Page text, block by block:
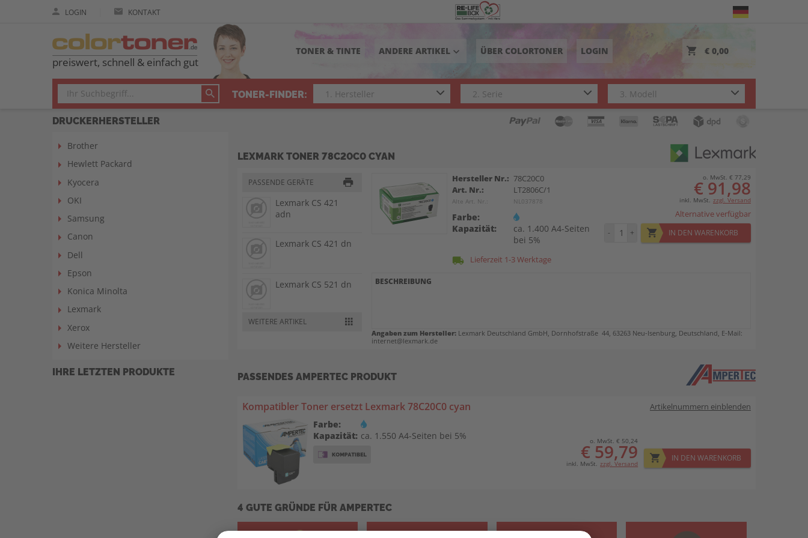
LOGIN KONTAKT
preiswert, schnell & einfach gut
TONER & TINTE ANDERE ARTIKEL keyboard_arrow_down ÜBER COLORTONER LOGIN € 0,00
TONER-FINDER:
DRUCKERHERSTELLER
Brother
Hewlett Packard
Kyocera
OKI
Samsung
Canon
Dell
Epson
Konica Minolta
Lexmark
Xerox
Weitere Hersteller
IHRE LETZTEN PRODUKTE
LEXMARK TONER 78C20C0 CYAN
PASSENDE GERÄTE
Lexmark CS 421
adn
Lexmark CS 421 dn
Lexmark CS 521 dn
Lexmark CS 622 de
adn
Lexmark CX 522
ade
Lexmark CX 522 de
Lexmark CX 622
ade
Lexmark CX 625
WEITERE ARTIKEL
Hersteller Nr.: 78C20C0
Art. Nr.:
LT2806C/1
Alte Art. Nr.: NL037878
Farbe:
Kapazität:
ca. 1.400 A4-Seiten
bei 5%
local_shipping Lieferzeit 1-3 Werktage
o. MwSt. € 77,29
€ 91,98
inkl. MwSt. zzgl. Versand
Alternative verfügbar
- + IN DEN WARENKORB
BESCHREIBUNG
Angaben zum Hersteller: Lexmark Deutschland GmbH, Dornhofstraße 44, 63263 Neu-Isenburg, Deutschland, E-Mail:
internet@lexmark.de
PASSENDES AMPERTEC PRODUKT
Kompatibler Toner ersetzt Lexmark 78C20C0 cyan Artikelnummern einblenden
Farbe:
Kapazität: ca. 1.550 A4-Seiten bei 5% o. MwSt. € 50,24
€ 59,79
inkl. MwSt. zzgl. Versand
IN DEN WARENKORB
4 GUTE GRÜNDE FÜR AMPERTEC